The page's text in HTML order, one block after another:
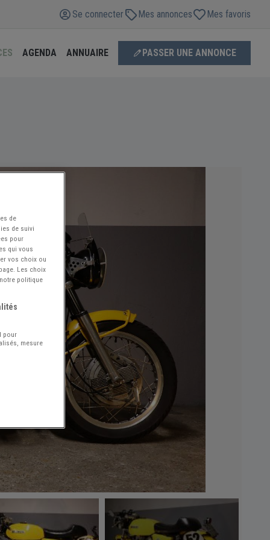
Se connecter Mes annonces Mes favoris
AGENDA ANNUAIRE PASSER UNE ANNONCE
de
de suivi
pour
qui vous
vos choix ou
Les choix
politique
pour
mesure